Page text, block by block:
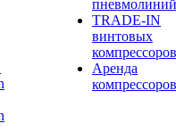
пневмолиний
TRADE-IN
винтовых
компрессоров
Аренда
компрессоров